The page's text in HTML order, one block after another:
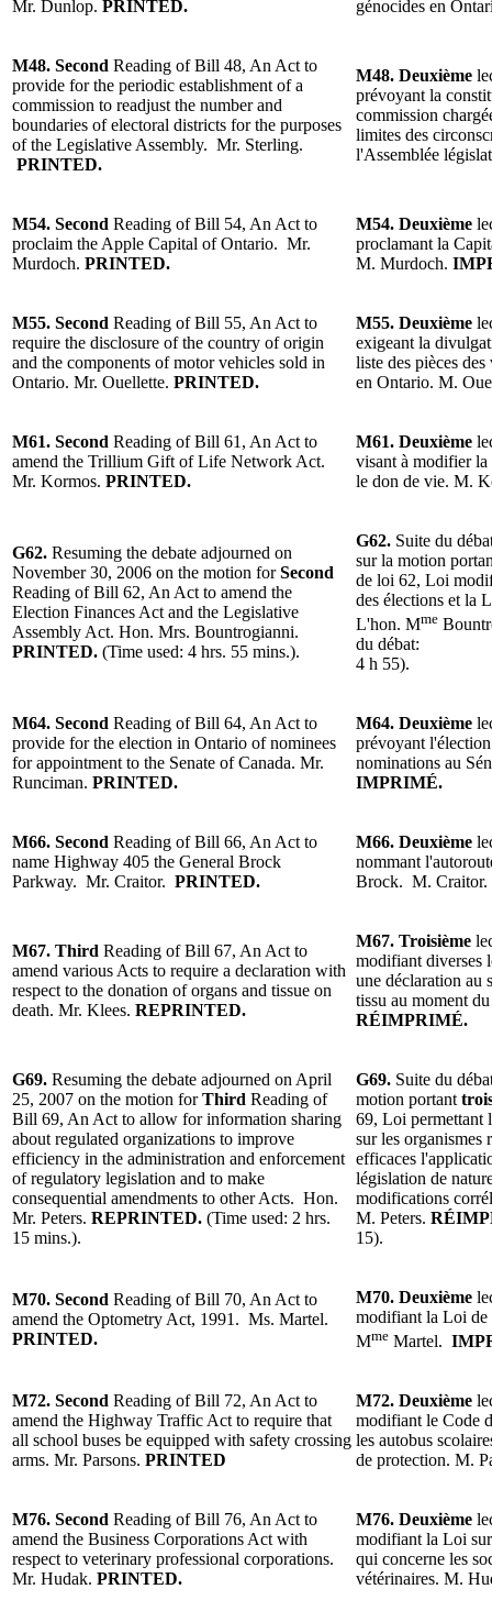
Mr. Dunlop. PRINTED. génocides en
M48. Second Reading of Bill 48, An Act to
provide for the periodic establishment of a
commission to readjust the number and
boundaries of electoral districts for the purposes
of the Legislative Assembly. Mr. Sterling.
PRINTED.
M48. Deuxième
prévoyant la
commission charg
limites des
l'Assemblée
M54. Second Reading of Bill 54, An Act to
proclaim the Apple Capital of Ontario. Mr.
Murdoch. PRINTED.
M54. Deuxième
proclamant la
M. Murdoch.
M55. Second Reading of Bill 55, An Act to
require the disclosure of the country of origin
and the components of motor vehicles sold in
Ontario. Mr. Ouellette. PRINTED.
M55. Deuxième
exigeant la
liste des pièces
en Ontario. M.
M61. Second Reading of Bill 61, An Act to
amend the Trillium Gift of Life Network Act.
Mr. Kormos. PRINTED.
M61. Deuxième
visant à modifier
le don de vie. M.
G62. Resuming the debate adjourned on
November 30, 2006 on the motion for Second
Reading of Bill 62, An Act to amend the
Election Finances Act and the Legislative
Assembly Act. Hon. Mrs. Bountrogianni.
PRINTED. (Time used: 4 hrs. 55 mins.).
G62. Suite du
sur la motion
de loi 62, Loi
des élections et la
L'hon. Mme
du débat:
4 h 55).
M64. Second Reading of Bill 64, An Act to
provide for the election in Ontario of nominees
for appointment to the Senate of Canada. Mr.
Runciman. PRINTED.
M64. Deuxième
prévoyant
nominations au
IMPRIMÉ.
M66. Second Reading of Bill 66, An Act to
name Highway 405 the General Brock
Parkway. Mr. Craitor. PRINTED.
M66. Deuxième
nommant
Brock. M. Craitor
M67. Third Reading ofBill 67, An Act to
amend various Acts to require a declaration with
respect to the donation of organs and tissue on
death. Mr. Klees. REPRINTED.
M67. Troisième
modifiant diverses
une déclaration au
tissu au moment
RÉIMPRIMÉ.
G69. Resuming the debate adjourned on April
25, 2007 on the motion for Third Reading of
Bill 69, An Act to allow for information sharing
about regulated organizations to improve
efficiency in the administration and enforcement
of regulatory legislation and to make
consequential amendments to other Acts. Hon.
Mr. Peters. REPRINTED. (Time used: 2 hrs.
15 mins.).
G69. Suite du
motion portant
69, Loi permettant
sur les organismes
efficaces l
législation de
modifications
M. Peters. R
15).
M70. Second Reading of Bill 70, An Act to
amend the Optometry Act, 1991. Ms. Martel.
PRINTED.
M70. Deuxième
modifiant la Loi de
Mme Martel.
M72. Second Reading of Bill 72, An Act to
amend the Highway Traffic Act to require that
all school buses be equipped with safety crossing
arms. Mr. Parsons. PRINTED
M72. Deuxième
modifiant le Code
les autobus
de protection. M.
M76. Second Reading of Bill 76, An Act to
amend the Business Corporations Act with
respect to veterinary professional corporations.
Mr. Hudak. PRINTED.
M76. Deuxième
modifiant la Loi
qui concerne les
vétérinaires. M.